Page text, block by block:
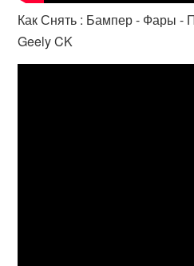
Как Снять : Бампер - Фары -
Geely CK